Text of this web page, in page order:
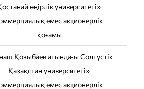
өңірлік университеті»
емес акционерлік
қоғамы
Қозыбаев атындағы Солтүстік
Қазақстан университеті»
емес акционерлік